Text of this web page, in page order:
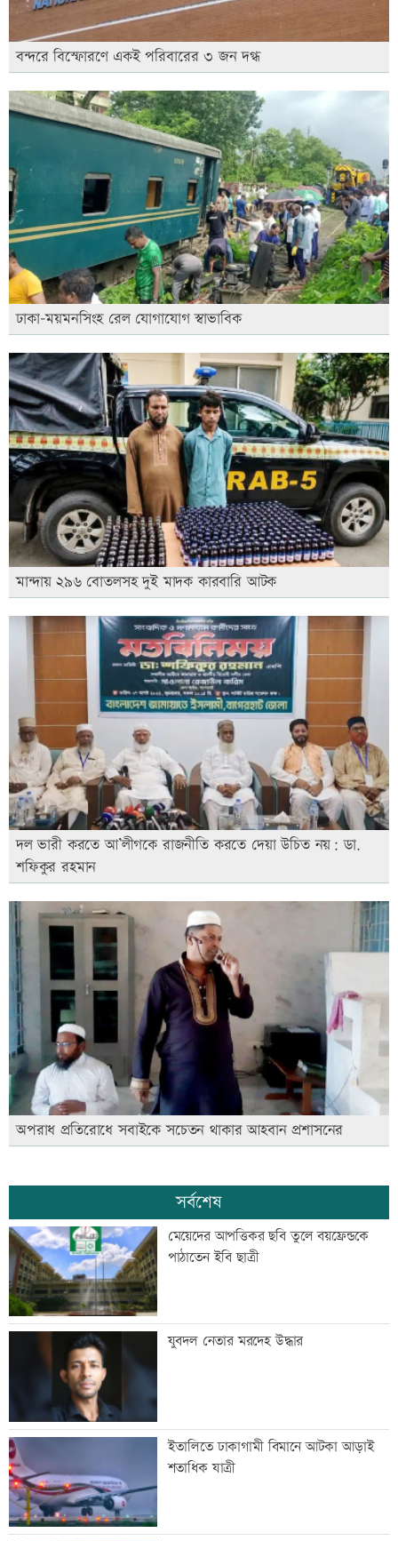
বন্দরে বিস্ফোরণে একই পরিবারের ৩ জন দগ্ধ
ঢাকা-ময়মনসিংহ রেল যোগাযোগ স্বাভাবিক
মান্দায় ২৯৬ বোতলসহ দুই মাদক কারবারি আটক
দল ভারী করতে আ’লীগকে রাজনীতি করতে দেয়া উচিত নয়: ডা.
শফিকুর রহমান
অপরাধ প্রতিরোধে সবাইকে সচেতন থাকার আহবান প্রশাসনের
সর্বশেষ
মেয়েদের আপত্তিকর ছবি তুলে বয়ফ্রেন্ডকে
পাঠাতেন ইবি ছাত্রী
যুবদল নেতার মরদেহ উদ্ধার
ইতালিতে ঢাকাগামী বিমানে আটকা আড়াই
শতাধিক যাত্রী